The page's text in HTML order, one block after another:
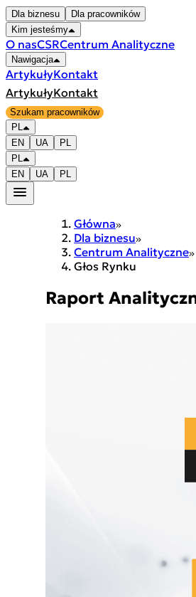
Dla biznesu
Dla pracowników
Kim jesteśmy
O nasCSRCentrum Analityczne
Nawigacja
ArtykułyKontakt
ArtykułyKontakt
Szukam pracowników
PL
EN
UA
PL
PL
EN
UA PL
Główna
Dla biznesu
Centrum Analityczne
Głos Rynku
Raport